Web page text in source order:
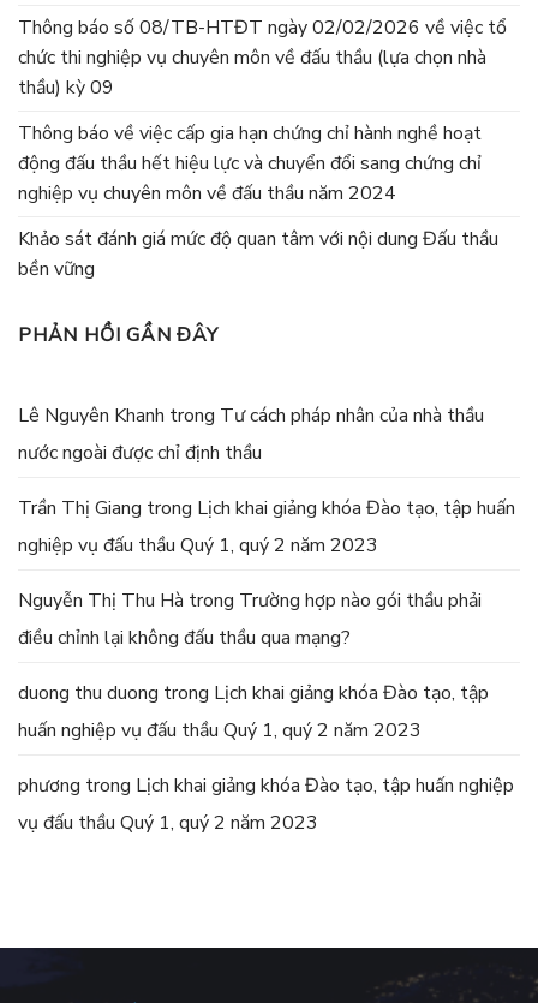
Thông báo số 08/TB-HTĐT ngày 02/02/2026 về việc tổ
chức thi nghiệp vụ chuyên môn về đấu thầu (lựa chọn nhà
thầu) kỳ 09
Thông báo về việc cấp gia hạn chứng chỉ hành nghề hoạt
động đấu thầu hết hiệu lực và chuyển đổi sang chứng chỉ
nghiệp vụ chuyên môn về đấu thầu năm 2024
Khảo sát đánh giá mức độ quan tâm với nội dung Đấu thầu
bền vững
PHẢN HỒI GẦN ĐÂY
Lê Nguyên Khanh trong Tư cách pháp nhân của nhà thầu
nước ngoài được chỉ định thầu
Trần Thị Giang trong Lịch khai giảng khóa Đào tạo, tập huấn
nghiệp vụ đấu thầu Quý 1, quý 2 năm 2023
Nguyễn Thị Thu Hà trong Trường hợp nào gói thầu phải
điều chỉnh lại không đấu thầu qua mạng?
duong thu duong trong Lịch khai giảng khóa Đào tạo, tập
huấn nghiệp vụ đấu thầu Quý 1, quý 2 năm 2023
phương trong Lịch khai giảng khóa Đào tạo, tập huấn nghiệp
vụ đấu thầu Quý 1, quý 2 năm 2023